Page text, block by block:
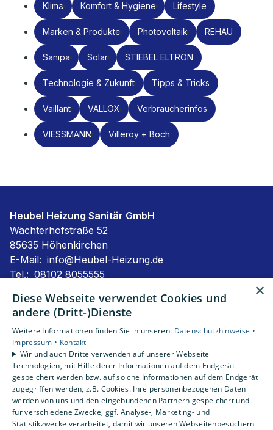
Klima Komfort & Hygiene Lifestyle
Marken & Produkte Photovoltaik REHAU
Sanipa Solar STIEBEL ELTRON
Technologie & Zukunft Tipps & Tricks
Vaillant VALLOX Verbraucherinfos
VIESSMANN Villeroy + Boch
Heubel Heizung Sanitär GmbH
Wächterhofstraße 52
85635 Höhenkirchen
E-Mail: info@Heubel-Heizung.de
Tel.: 08102 8055555
Impressum
Barrierefreiheitserklärung
AGB
Unsere Bereiche
Privatkunden
Karriere
Unternehmen
Kontakt
×
Diese Webseite verwendet Cookies und
andere (Dritt-)Dienste
Weitere Informationen finden Sie in unseren: Datenschutzhinweise •
Impressum • Kontakt
Wir und auch Dritte verwenden auf unserer Webseite
Technologien, mit Hilfe derer Informationen auf dem Endgerät
gespeichert werden bzw. auf solche Informationen auf dem Endgerät
zugegriffen werden, z.B. Cookies. Ihre personenbezogenen Daten
werden von uns und den eingebundenen Partnern gespeichert und
für verschiedene Zwecke, ggf. Analyse-, Marketing- und
Statistikzwecke verarbeitet, damit wir unseren Webseitenbesuchern